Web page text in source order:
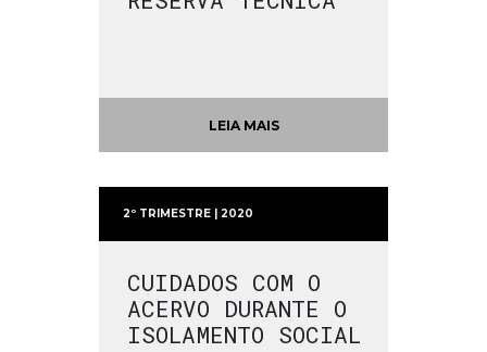
LEIA MAIS
2º TRIMESTRE | 2020
CUIDADOS COM O
ACERVO DURANTE O
ISOLAMENTO SOCIAL